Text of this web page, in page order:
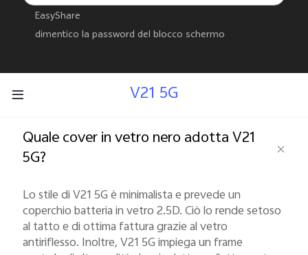
EasyShare
dimentico la password del blocco schermo
V21 5G
Quale cover in vetro nero adotta V21
5G?
Lo stile di V21 5G è minimalista e prevede un
coperchio batteria in vetro 2.5D. Ciò lo rende setoso
al tatto e di ottima fattura grazie al vetro
antiriflesso. Inoltre, V21 5G impiega un frame